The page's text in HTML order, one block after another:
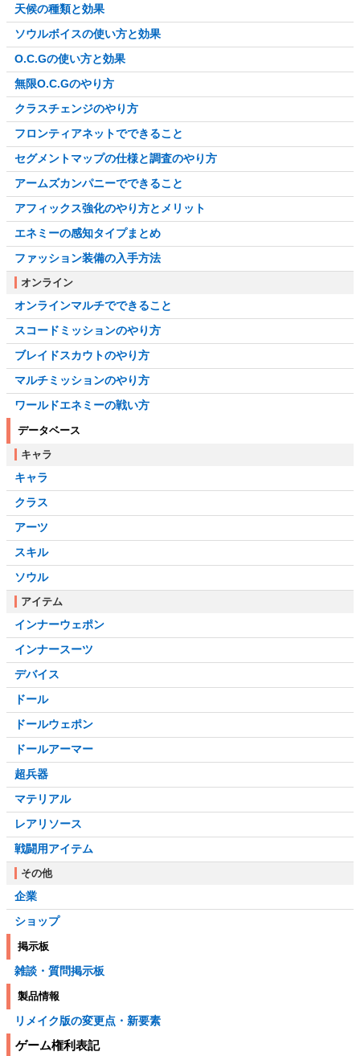
天候の種類と効果
ソウルボイスの使い方と効果
O.C.Gの使い方と効果
無限O.C.Gのやり方
クラスチェンジのやり方
フロンティアネットでできること
セグメントマップの仕様と調査のやり方
アームズカンパニーでできること
アフィックス強化のやり方とメリット
エネミーの感知タイプまとめ
ファッション装備の入手方法
オンライン
オンラインマルチでできること
スコードミッションのやり方
ブレイドスカウトのやり方
マルチミッションのやり方
ワールドエネミーの戦い方
データベース
キャラ
キャラ
クラス
アーツ
スキル
ソウル
アイテム
インナーウェポン
インナースーツ
デバイス
ドール
ドールウェポン
ドールアーマー
超兵器
マテリアル
レアリソース
戦闘用アイテム
その他
企業
ショップ
掲示板
雑談・質問掲示板
製品情報
リメイク版の変更点・新要素
ゲーム権利表記